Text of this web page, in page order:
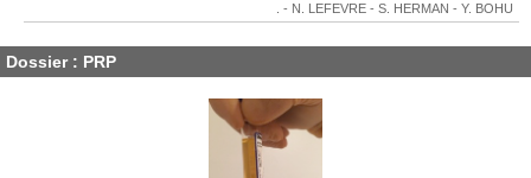
. - N. LEFEVRE - S. HERMAN - Y. BOHU
Dossier : PRP